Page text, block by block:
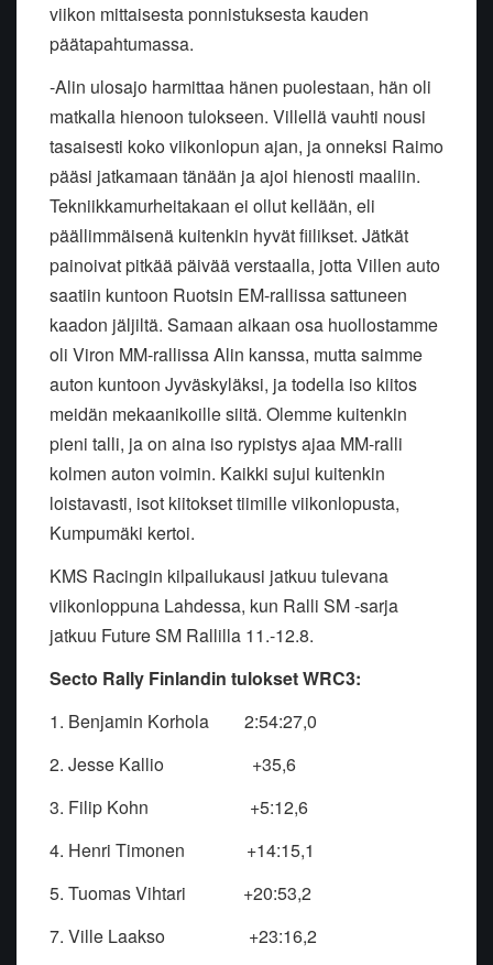
viikon mittaisesta ponnistuksesta kauden
päätapahtumassa.
-Alin ulosajo harmittaa hänen puolestaan, hän oli
matkalla hienoon tulokseen. Villellä vauhti nousi
tasaisesti koko viikonlopun ajan, ja onneksi Raimo
pääsi jatkamaan tänään ja ajoi hienosti maaliin.
Tekniikkamurheitakaan ei ollut kellään, eli
päällimmäisenä kuitenkin hyvät fiilikset. Jätkät
painoivat pitkää päivää verstaalla, jotta Villen auto
saatiin kuntoon Ruotsin EM-rallissa sattuneen
kaadon jäljiltä. Samaan aikaan osa huollostamme
oli Viron MM-rallissa Alin kanssa, mutta saimme
auton kuntoon Jyväskyläksi, ja todella iso kiitos
meidän mekaanikoille siitä. Olemme kuitenkin
pieni talli, ja on aina iso rypistys ajaa MM-ralli
kolmen auton voimin. Kaikki sujui kuitenkin
loistavasti, isot kiitokset tiimille viikonlopusta,
Kumpumäki kertoi.
KMS Racingin kilpailukausi jatkuu tulevana
viikonloppuna Lahdessa, kun Ralli SM -sarja
jatkuu Future SM Rallilla 11.-12.8.
Secto Rally Finlandin tulokset WRC3:
1. Benjamin Korhola
2:54:27,0
2. Jesse Kallio
+35,6
3. Filip Kohn
+5:12,6
4. Henri Timonen
+14:15,1
5. Tuomas Vihtari
+20:53,2
7. Ville Laakso
+23:16,2